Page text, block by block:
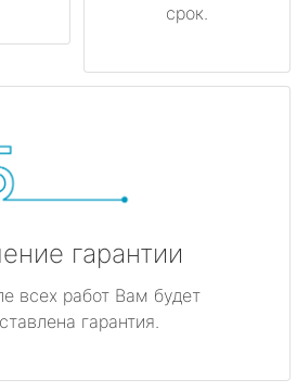
срок.
гарантии
всех работ Вам будет
гарантия.